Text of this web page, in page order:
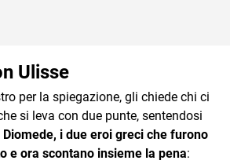
Ulisse
per la spiegazione, gli chiede chi ci
si leva con due punte, sentendosi
Diomede, i due eroi greci che furono
e ora scontano insieme la pena: